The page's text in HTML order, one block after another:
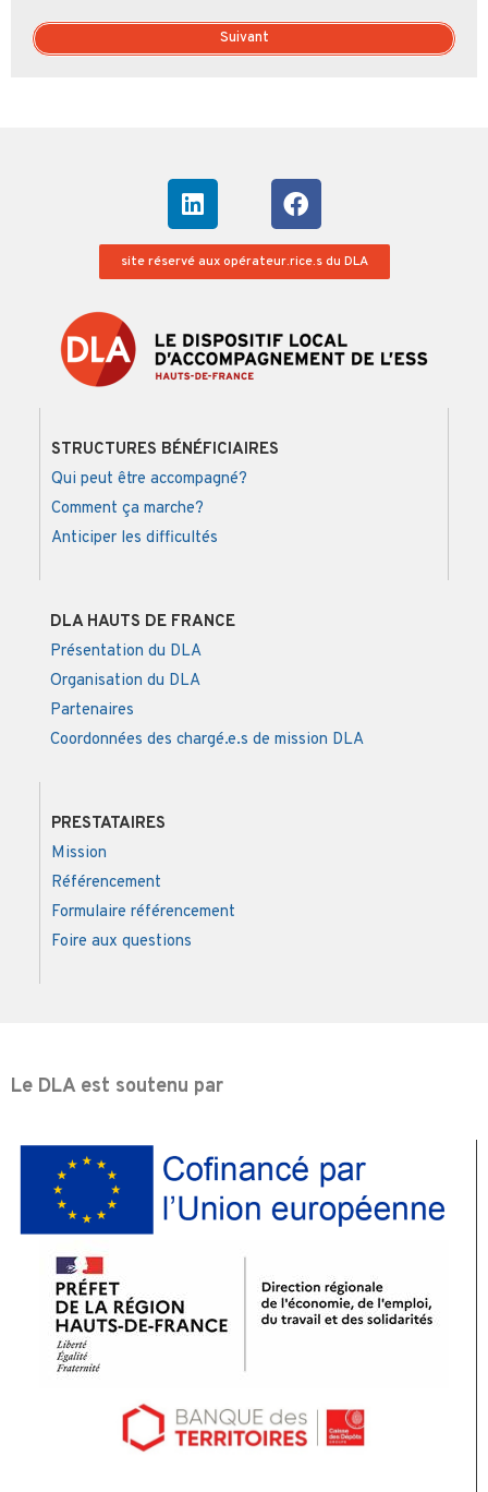
Suivant
site réservé aux opérateur.rice.s du DLA
STRUCTURES BÉNÉFICIAIRES
Qui peut être accompagné?
Comment ça marche?
Anticiper les difficultés
DLA HAUTS DE FRANCE
Présentation du DLA
Organisation du DLA
Partenaires
Coordonnées des chargé.e.s de mission DLA
PRESTATAIRES
Mission
Référencement
Formulaire référencement
Foire aux questions
Le DLA est soutenu par